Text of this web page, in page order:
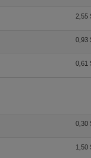
2,55
0,93
0,61
0,30
1,50